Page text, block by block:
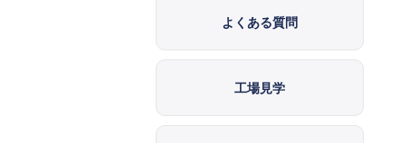
よくある質問
工場見学